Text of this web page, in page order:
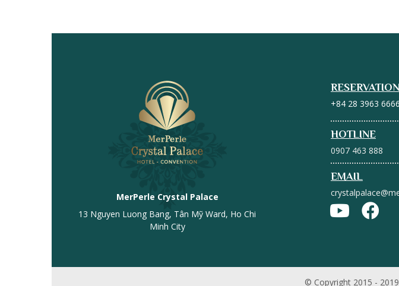
MerPerle Crystal Palace
13 Nguyen Luong Bang, Tân Mỹ Ward, Ho Chi
Minh City
RESERVATION
+84 28 3963 6666
HOTLINE
0907 463 888
EMAIL
© Copyright 2015 -